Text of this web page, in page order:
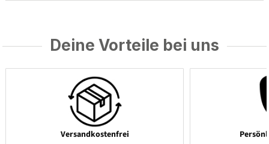
Deine Vorteile bei uns
Versandkostenfrei